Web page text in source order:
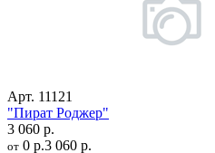
Арт. 11121
"Пират Роджер"
3 060 р.
от 0 р.3 060 р.